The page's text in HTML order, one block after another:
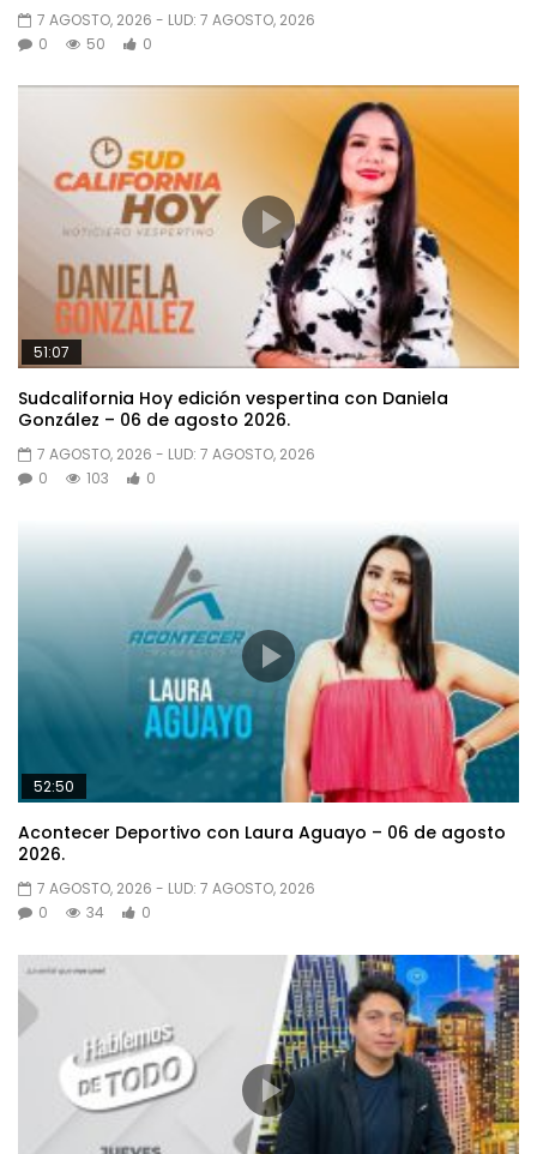
7 AGOSTO, 2026 - LUD: 7 AGOSTO, 2026
0
50 0
51:07
Sudcalifornia Hoy edición vespertina con Daniela
González – 06 de agosto 2026.
7 AGOSTO, 2026 - LUD: 7 AGOSTO, 2026
0
103 0
52:50
Acontecer Deportivo con Laura Aguayo – 06 de agosto
2026.
7 AGOSTO, 2026 - LUD: 7 AGOSTO, 2026
0
34 0